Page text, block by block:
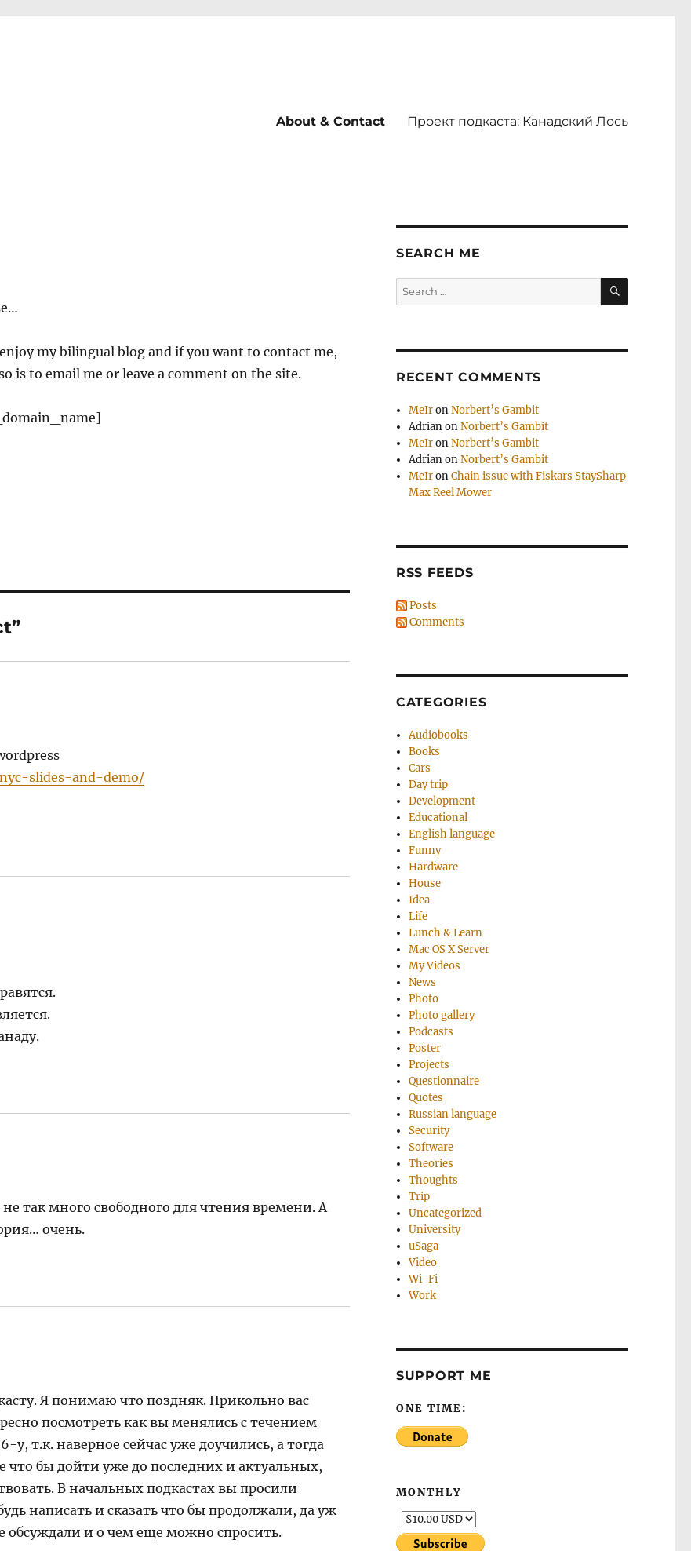
About & Contact Проект подкаста: Канадский Лось
my bilingual blog and if you want to contact me,
is to email me or leave a comment on the site.
slides-and-demo/
так много свободного для чтения времени. А
очень.
Я понимаю что поздняк. Прикольно вас
посмотреть как вы менялись с течением
т.к. наверное сейчас уже доучились, а тогда
что бы дойти уже до последних и актуальных,
В начальных подкастах вы просили
написать и сказать что бы продолжали, да уж
обсуждали и о чем еще можно спросить.
SEARCH ME
Search
for:
SEARCH
RECENT COMMENTS
MeIronNorbert’s Gambit
AdrianonNorbert’s Gambit
MeIronNorbert’s Gambit
AdrianonNorbert’s Gambit
MeIronChain issue with Fiskars StaySharp
Max Reel Mower
RSS FEEDS
Posts
Comments
CATEGORIES
Audiobooks
Books
Cars
Day trip
Development
Educational
English language
Funny
Hardware
House
Idea
Life
Lunch & Learn
Mac OS X Server
My Videos
News
Photo
Photo gallery
Podcasts
Poster
Projects
Questionnaire
Quotes
Russian language
Security
Software
Theories
Thoughts
Trip
Uncategorized
University
uSaga
Video
Wi-Fi
Work
SUPPORT ME
ONE TIME:
MONTHLY